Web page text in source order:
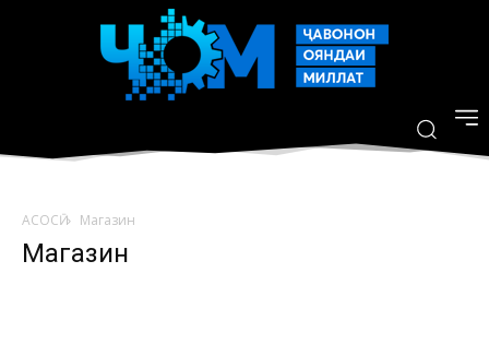
АСОСӢ Магазин
Магазин